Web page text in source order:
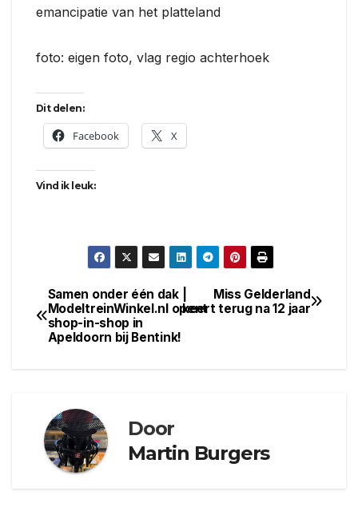
emancipatie van het platteland
foto: eigen foto, vlag regio achterhoek
Dit delen:
Facebook X
Vind ik leuk:
Bericht
navigatie
Miss Gelderland
keert terug na 12 jaar
Samen onder één dak |
ModeltreinWinkel.nl opent
shop-in-shop in
Apeldoorn bij Bentink!
Door
Martin Burgers